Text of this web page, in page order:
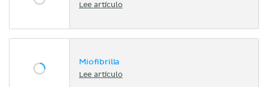
Lee artículo
Miofibrilla
Lee artículo